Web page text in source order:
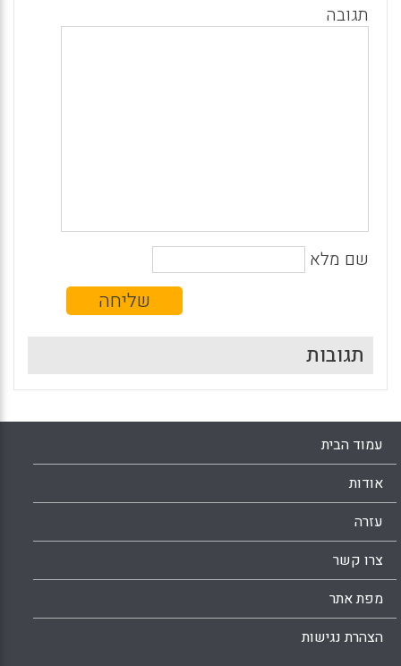
תגובה
שם מלא
תגובות
עמוד הבית
אודות
עזרה
צרו קשר
מפת אתר
הצהרת נגישות